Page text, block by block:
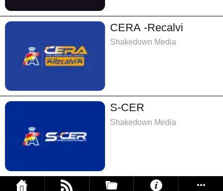
CERA -Recalvi
Shakedown Media
S-CER
Shakedown Media